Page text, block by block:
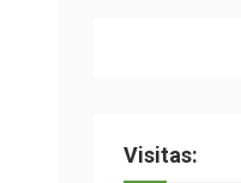
Visitas: